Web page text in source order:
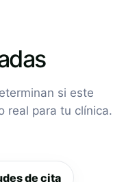
si este
real para tu clínica.
de cita